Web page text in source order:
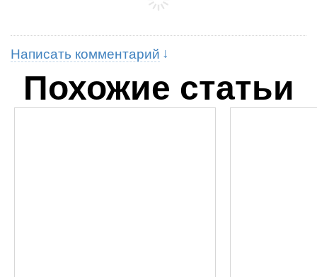
Написать комментарий
Похожие статьи